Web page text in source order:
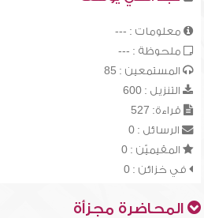
معلومات : ---
ملحوظة : ---
المستمعين : 85
التنزيل : 600
قراءة: 527
الرسائل : 0
المقيميّن : 0
في خزائن : 0
المحاضرة مجزأة